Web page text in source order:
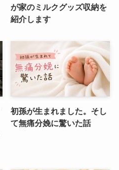
が家のミルクグッズ収納を
紹介します
初孫が生まれました。そし
て無痛分娩に驚いた話